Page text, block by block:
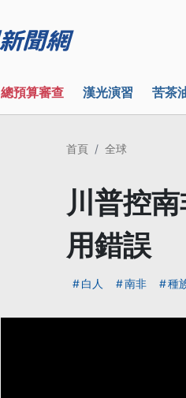
總預算審查 漢光演習 苦茶
首頁 全球
川普控
用錯誤
白人 南非 種